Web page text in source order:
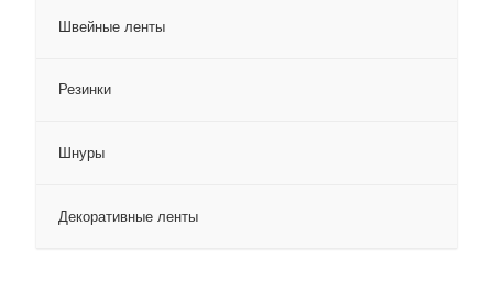
Швейные ленты
Резинки
Шнуры
Декоративные ленты